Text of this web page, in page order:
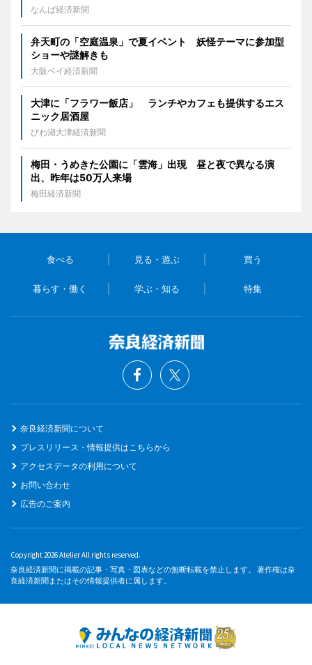
なんば経済新聞
弁天町の「空庭温泉」で夏イベント 妖怪テーマに参加型
ショーや謎解きも
大阪ベイ経済新聞
大津に「フラワー飯店」 ランチやカフェも提供するエス
ニック居酒屋
びわ湖大津経済新聞
梅田・うめきた公園に「雲海」出現 昼と夜で異なる演
出、昨年は50万人来場
梅田経済新聞
食べる 見る・遊ぶ 買う
暮らす・働く 学ぶ・知る 特集
奈良経済新聞について
プレスリリース・情報提供はこちらから
アクセスデータの利用について
お問い合わせ
広告のご案内
Copyright 2026 Atelier All rights reserved.
奈良経済新聞に掲載の記事・写真・図表などの無断転載を禁止します。 著作権は奈
良経済新聞またはその情報提供者に属します。